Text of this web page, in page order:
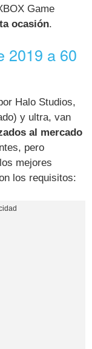
Game
ocasión.
2019 a 60
Halo Studios,
y ultra, van
al mercado
pero
mejores
los requisitos: